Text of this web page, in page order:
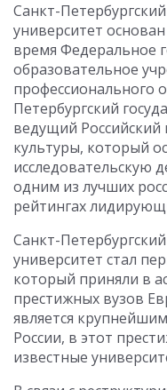
Санкт-
университет
время Федеральное
образовательное
профессионального
Петербургский
ведущий Российский
культуры, который
исследовательскую
одним из лучших
рейтингах
Санкт-
университет стал
который приняли в
престижных вузов
является
России, в этот
известные